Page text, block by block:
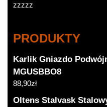
zzzzz
PRODUKTY
Karlik Gniazdo
MGUSBBO8
88,90zł
Oltens Stalvask